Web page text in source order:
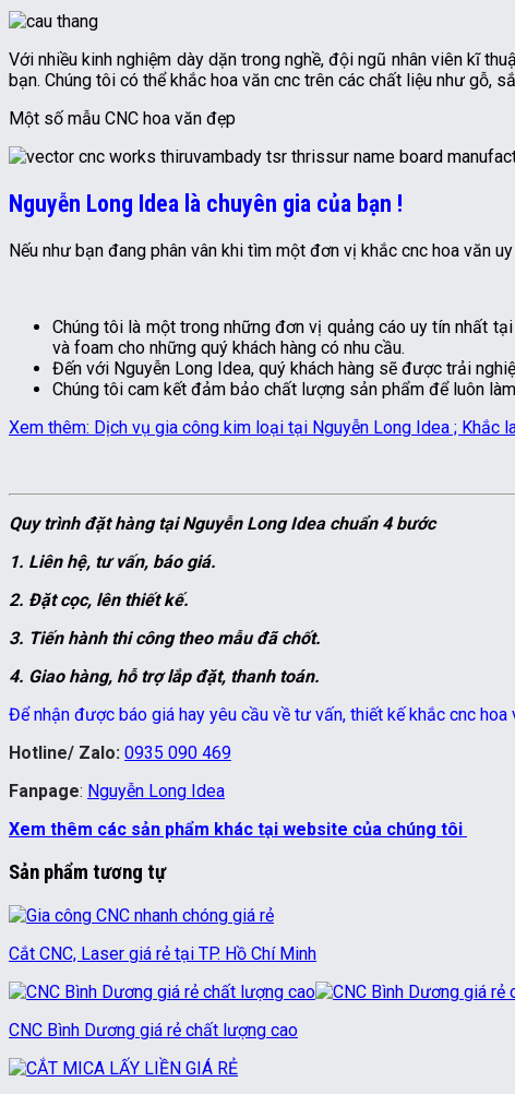
Với nhiều kinh nghiệm dày dặn trong nghề, đội ngũ nhân viên kĩ
bạn. Chúng tôi có thể khắc hoa văn cnc trên các chất liệu như gỗ,
Một số mẫu CNC hoa văn đẹp
Nguyễn Long Idea là chuyên gia của bạn !
Nếu như bạn đang phân vân khi tìm một đơn vị khắc cnc hoa văn
Chúng tôi là một trong những đơn vị quảng cáo uy tín nhất
và foam cho những quý khách hàng có nhu cầu.
Đến với Nguyễn Long Idea, quý khách hàng sẽ được trải
Chúng tôi cam kết đảm bảo chất lượng sản phẩm để luôn
Xem thêm: Dịch vụ gia công kim loại tại Nguyễn Long Idea ; Khắc
Quy trình đặt hàng tại Nguyễn Long Idea chuẩn 4 bước
1. Liên hệ, tư vấn, báo giá.
2. Đặt cọc, lên thiết kế.
3. Tiến hành thi công theo mẫu đã chốt.
4. Giao hàng, hỗ trợ lắp đặt, thanh toán.
Để nhận được báo giá hay yêu cầu về tư vấn, thiết kế khắc cnc
Hotline/ Zalo: 0935 090 469
Fanpage: Nguyễn Long Idea
Xem thêm các sản phẩm khác tại website của chúng tôi
Sản phẩm tương tự
Cắt CNC, Laser giá rẻ tại TP. Hồ Chí Minh
CNC Bình Dương giá rẻ chất lượng cao